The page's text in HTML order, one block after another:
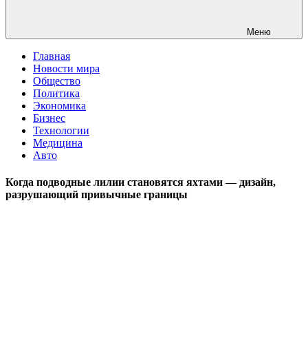
Меню
Главная
Новости мира
Общество
Политика
Экономика
Бизнес
Технологии
Медицина
Авто
Когда подводные лилии становятся яхтами — дизайн,
разрушающий привычные границы